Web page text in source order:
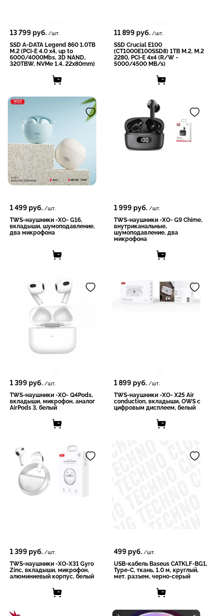
13 799 руб. /шт.
SSD A-DATA Legend 860 1.0TB
M.2 (PCI-E 4.0 x4, up to
6000/4000Mbs, 3D NAND,
320TBW, NVMe 1.4, 22x80mm)
11 899 руб. /шт.
SSD Crucial E100
(CT1000E100SSD8) 1TB M.2, M.2
2280, PCI-E 4x4 (R/W -
5000/4500 MB/s)
1 499 руб. /шт.
TWS-наушники -XO- G16,
вкладыши, шумоподавление,
два микрофона
1 999 руб. /шт.
TWS-наушники -XO- G9 Chime,
внутриканальные,
шумоподавление, два
микрофона
1 399 руб. /шт.
TWS-наушники -XO- Q4Pods,
вкладыши, микрофон, аналог
AirPods 3, белый
1 899 руб. /шт.
TWS-наушники -XO- X25 Air
conduction, вкладыши, OWS с
цифровым дисплеем, белый
1 399 руб. /шт.
TWS-наушники -XO-X31 Gyro
Zinc, вкладыши, микрофон,
алюминиевый корпус, белый
499 руб. /шт.
USB-кабель Baseus CATKLF-BG1,
Type-C, ткань, 1.0 м, круглый,
мет. разъем, черно-серый